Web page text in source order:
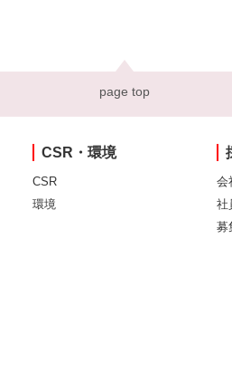
page top
CSR・環境
CSR
環境
会
社
募